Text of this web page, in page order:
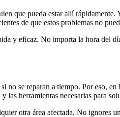
que pueda estar allí
de que estos problemas no
y eficaz. No importa la hora del
se reparan a tiempo. Por eso,
las herramientas necesarias para
otra área afectada. No ignores